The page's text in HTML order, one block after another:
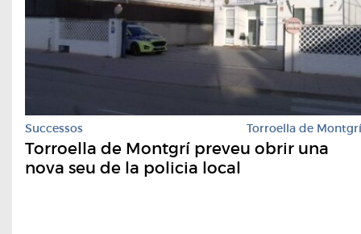
Successos Torroella de Montgrí
Torroella de Montgrí preveu obrir una
nova seu de la policia local